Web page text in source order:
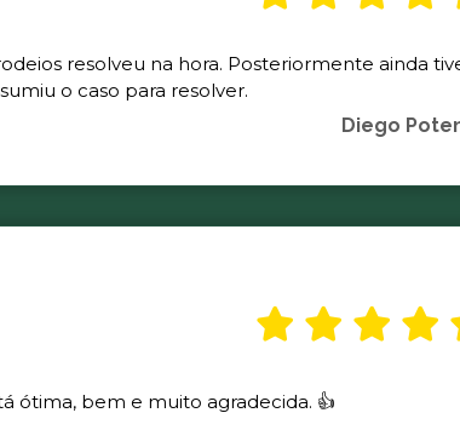
resolveu na hora. Posteriormente ainda
o caso para resolver.
Diego
ótima, bem e muito agradecida. 👍